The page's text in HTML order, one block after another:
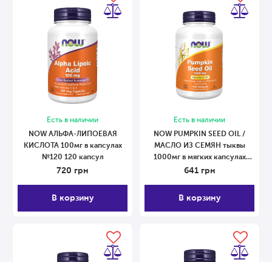
Есть в наличии
NOW АЛЬФА-ЛИПОЕВАЯ
КИСЛОТА 100мг в капсулах
№120 120 капсул
720 грн
В корзину
Есть в наличии
NOW PUMPKIN SEED OIL /
МАСЛО ИЗ СЕМЯН тыквы
1000мг в мягких капсулах
№100
641 грн
В корзину